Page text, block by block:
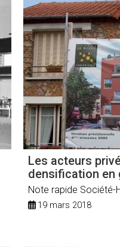
Les acteurs
densification en
Note rapide Société-
19 mars 2018